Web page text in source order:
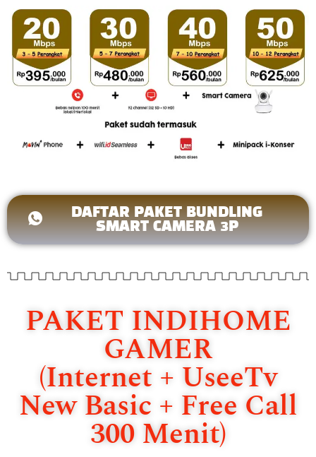
DAFTAR PAKET BUNDLING
SMART CAMERA 3P
PAKET INDIHOME
GAMER
(Internet + UseeTv
New Basic + Free Call
300 Menit)